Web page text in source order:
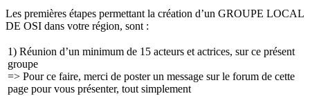
Les premières étapes permettant la création d’un GROUPE LOCAL
DE OSI dans votre région, sont :
1) Réunion d’un minimum de 15 acteurs et actrices, sur ce présent
groupe
=> Pour ce faire, merci de poster un message sur le forum de cette
page pour vous présenter, tout simplement